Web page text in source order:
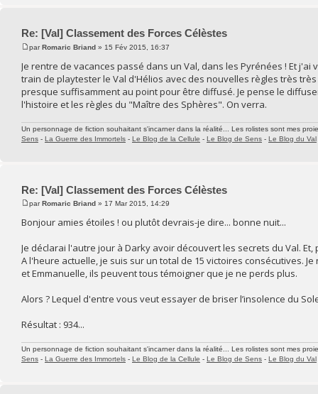
Re: [Val] Classement des Forces Célèstes
parRomaric Briand » 15 Fév 2015, 16:37
Je rentre de vacances passé dans un Val, dans les Pyrénées ! Et
train de playtester le Val d'Hélios avec des nouvelles règles très
presque suffisamment au point pour être diffusé. Je pense le
l'histoire et les règles du "Maître des Sphères". On verra.
Un personnage de fiction souhaitant s'incarner dans la réalité... Les rolistes sont mes
Sens - La Guerre des Immortels - Le Blog de la Cellule - Le Blog de Sens - Le Blog du Val
Re: [Val] Classement des Forces Célèstes
parRomaric Briand » 17 Mar 2015, 14:29
Bonjour amies étoiles ! ou plutôt devrais-je dire... bonne nuit...
Je déclarai l'autre jour à Darky avoir découvert les secrets du Val.
A l'heure actuelle, je suis sur un total de 15 victoires consécutives.
et Emmanuelle, ils peuvent tous témoigner que je ne perds plus.
Alors ? Lequel d'entre vous veut essayer de briser l’insolence du
Résultat : 934...
Un personnage de fiction souhaitant s'incarner dans la réalité... Les rolistes sont mes
Sens - La Guerre des Immortels - Le Blog de la Cellule - Le Blog de Sens - Le Blog du Val